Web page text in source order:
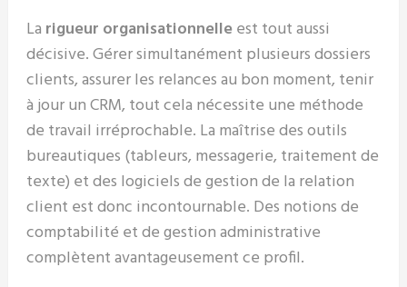
La rigueur organisationnelleest tout aussi
décisive. Gérer simultanément plusieurs dossiers
clients, assurer les relances au bon moment, tenir
à jour un CRM, tout cela nécessite une méthode
de travail irréprochable. La maîtrise des outils
bureautiques (tableurs, messagerie, traitement de
texte) et des logiciels de gestion de la relation
client est donc incontournable. Des notions de
comptabilité et de gestion administrative
complètent avantageusement ce profil.